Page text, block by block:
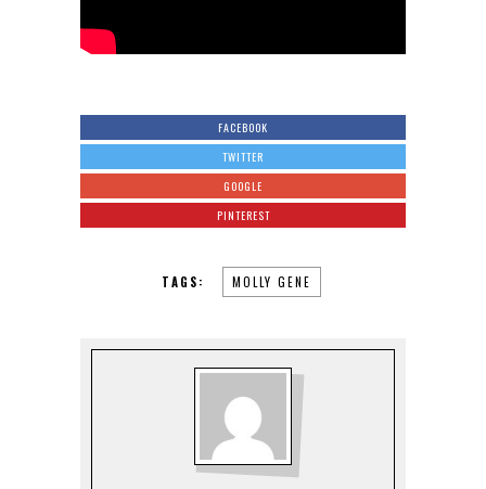
FACEBOOK
TWITTER
GOOGLE
PINTEREST
TAGS: MOLLY GENE